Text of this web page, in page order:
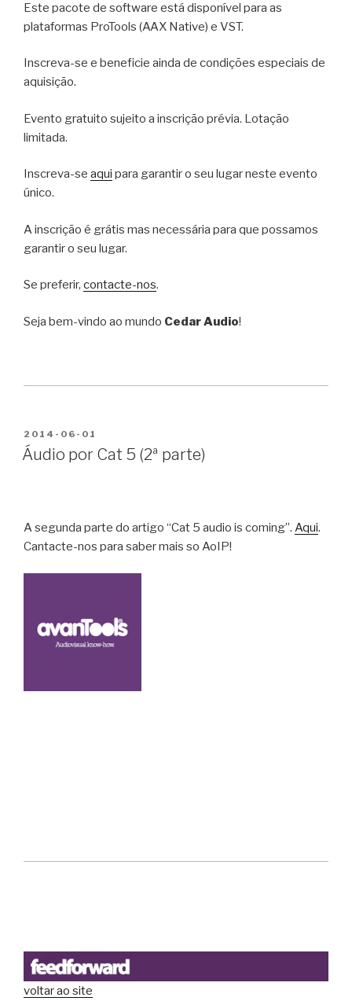
Este pacote de software está disponível para as
plataformas ProTools (AAX Native) e VST.
Inscreva-se e beneficie ainda de condições especiais de
aquisição.
Evento gratuito sujeito a inscrição prévia. Lotação
limitada.
Inscreva-se aqui para garantir o seu lugar neste evento
único.
A inscrição é grátis mas necessária para que possamos
garantir o seu lugar.
Se preferir, contacte-nos.
Seja bem-vindo ao mundo Cedar Audio!
PUBLICADO
EM
2014-06-01
Áudio por Cat 5 (2ª parte)
A segunda parte do artigo “Cat 5 audio is coming”. Aqui.
Cantacte-nos para saber mais so AoIP!
voltar ao site